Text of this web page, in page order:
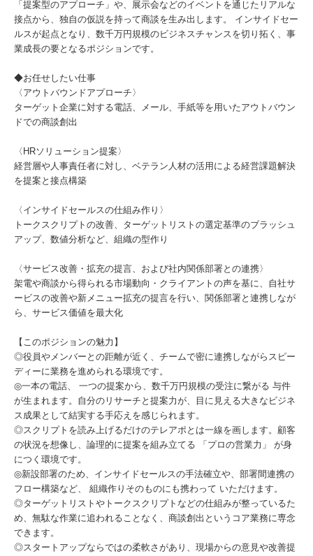
「提案型のアプローチ」や、展示会などのイベントを通じたリアルな
接点から、独自の仮説を持って商談を生み出します。 インサイドセー
ルスが起点となり、数千万円規模のビジネスチャンスを切り拓く、事
業成長の要となるポジションです。
◆お任せしたい仕事
〈アウトバウンドアプローチ〉
ターゲット企業に対する電話、メール、手紙等を用いたアウトバウン
ドでの商談創出
〈HRソリューション提案〉
経営層や人事責任者に対し、ベテラン人材の活用による経営課題解決
を提案と接点構築
〈インサイドセールスの仕組み作り〉
トークスクリプトの改善、ターゲットリストの選定基準のブラッシュ
アップ、数値分析など、組織の型作り
〈サービス改善・拡充の提言、および社内関係部署との連携〉
架電や商談から得られる市場動向・クライアントの声を基に、自社サ
ービスの改善や新メニュー拡充の提言を行い、関係部署と連携しなが
ら、サービス価値を最大化
【このポジションの魅力】
◎役員やメンバーとの距離が近く、チームで密に連携しながらスピー
ディーに業務を進められる環境です。
◎一本の電話、 一つの提案から、数千万円規模の受注に繋がる 与件
が生まれます。自分のリサーチと提案力が、目に見える大きなビジネ
ス成果として結実する手応えを感じられます。
◎スクリプトを読み上げるだけのテレアポとは一線を画します。顧客
の状況を想像し、論理的に提案を組み立てる 「プロの営業力」 が身
につく環境です。
◎新設部署のため、インサイドセールスの手法確立や、部署間連携の
フロー構築など、 組織作りそのものにも携わって いただけます。
◎ターゲットリストやトークスクリプトなどの仕組みが整っているた
め、無駄な作業に追われることなく、商談創出というコア業務に専念
できます。
◎スタートアップならではの柔軟さがあり、現場からの意見や改善提